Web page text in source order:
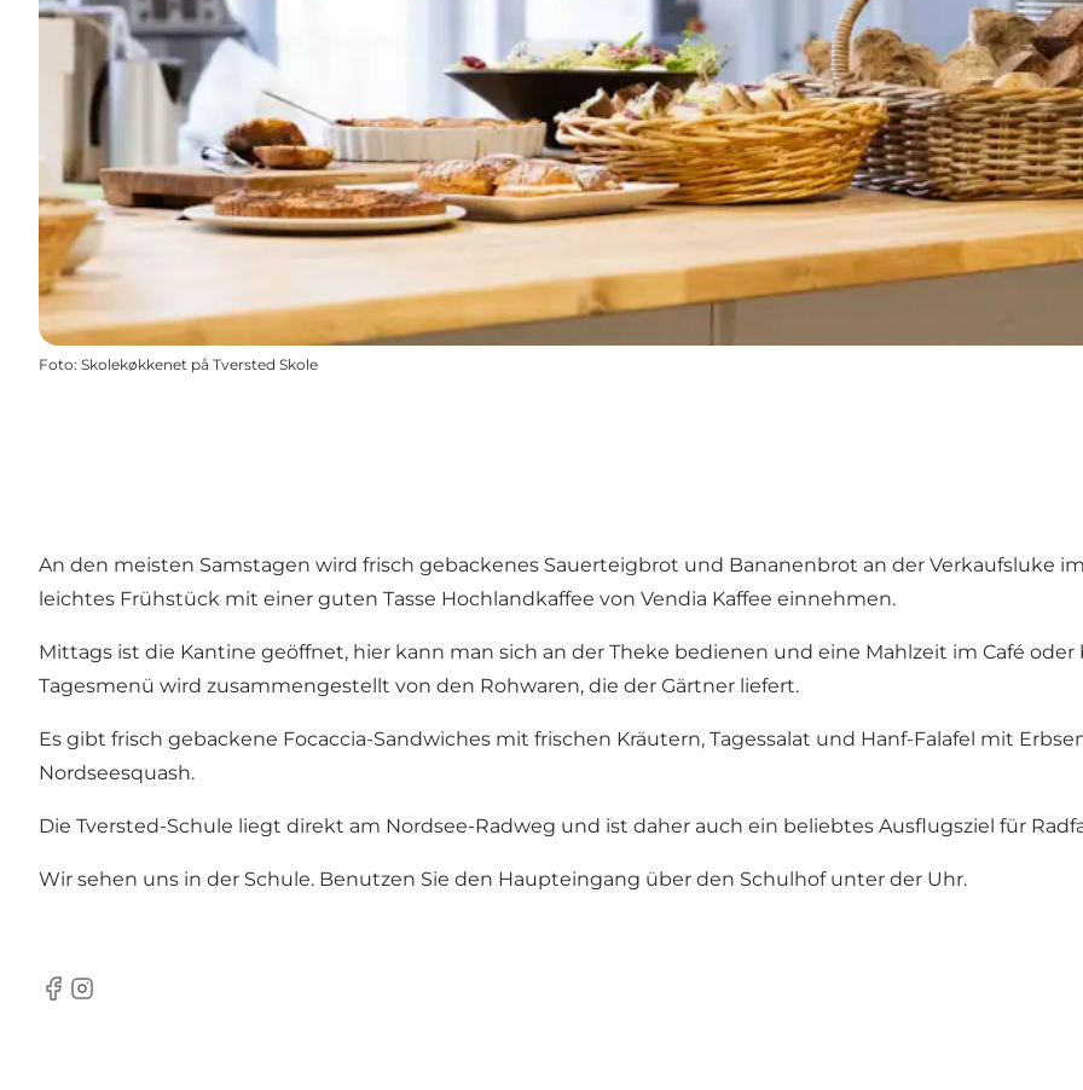
Foto: Skolekøkkenet på Tversted Skole
An den meisten Samstagen wird frisch gebackenes Sauerteigbrot und Bananenbrot an der Verkaufsluke
leichtes Frühstück mit einer guten Tasse Hochlandkaffee von Vendia Kaffee einnehmen.
Mittags ist die Kantine geöffnet, hier kann man sich an der Theke bedienen und eine Mahlzeit im Café
Tagesmenü wird zusammengestellt von den Rohwaren, die der Gärtner liefert.
Es gibt frisch gebackene Focaccia-Sandwiches mit frischen Kräutern, Tagessalat und Hanf-Falafel mit
Nordseesquash.
Die Tversted-Schule liegt direkt am Nordsee-Radweg und ist daher auch ein beliebtes Ausflugsziel für
Wir sehen uns in der Schule. Benutzen Sie den Haupteingang über den Schulhof unter der Uhr.
Facebook
Instagram